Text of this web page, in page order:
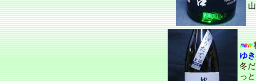
ゆ
冬
っ